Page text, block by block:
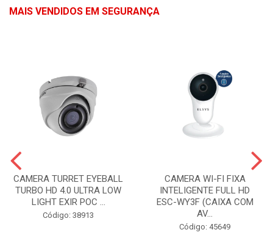
MAIS VENDIDOS EM SEGURANÇA
CAMERA TURRET EYEBALL
TURBO HD 4.0 ULTRA LOW
LIGHT EXIR POC ...
Código: 38913
CAMERA WI-FI FIXA
INTELIGENTE FULL HD
ESC-WY3F (CAIXA COM
AV...
Código: 45649